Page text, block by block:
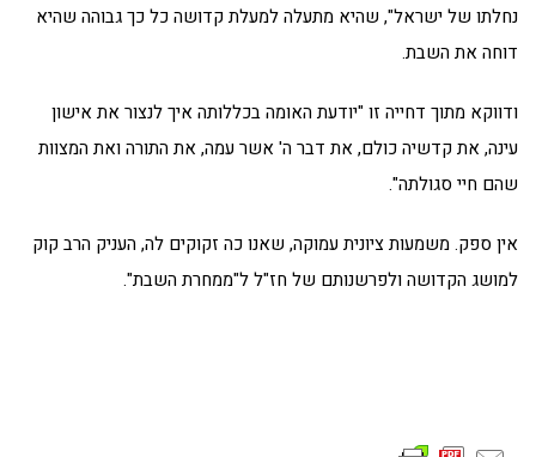
נחלתו של ישראל", שהיא מתעלה למעלת קדושה כל כך גבוהה שהיא
דוחה את השבת.
ודווקא מתוך דחייה זו "יודעת האומה בכללותה איך לנצור את אישון
עינה, את קדשיה כולם, את דבר ה' אשר עמה, את התורה ואת המצוות
שהם חיי סגולתה".
אין ספק. משמעות ציונית עמוקה, שאנו כה זקוקים לה, העניק הרב קוק
למושג הקדושה ולפרשנותם של חז"ל ל"ממחרת השבת".